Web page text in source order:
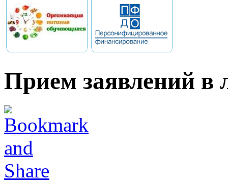
Прием заявлений в